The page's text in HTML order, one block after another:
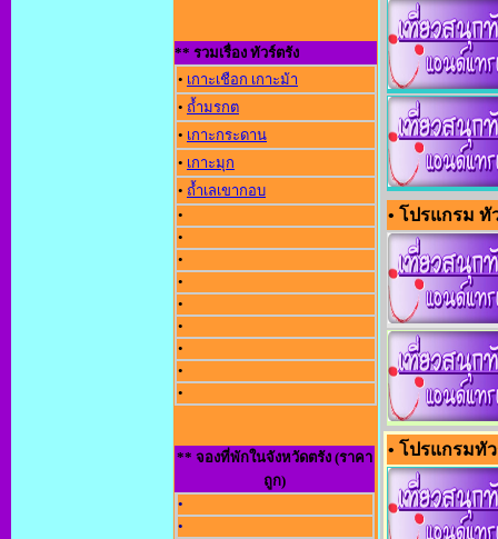
** รวมเรื่อง ทัวร์ตรัง
• เกาะเชือก เกาะม้า
• ถ้ำมรกต
• เกาะกระดาน
• เกาะมุก
• ถ้ำเลเขากอบ
•
•
•
•
•
•
•
•
•
** จองที่พักในจังหวัดตรัง (ราคา
ถูก)
•
•
• โปรแกรม ทั
• โปรแกรมทั